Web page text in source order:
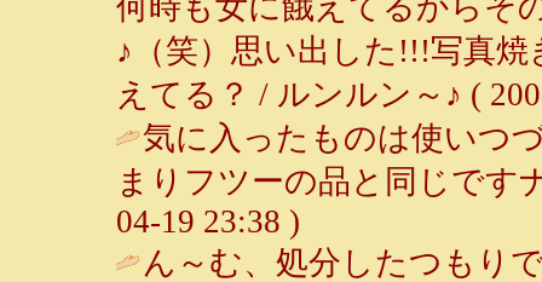
♪（笑）思い出した!!!写真
えてる？ / ルンルン～♪ (
気に入ったものは使いつ
まりフツーの品と同じです
04-19 23:38 )
ん～む、処分したつもり